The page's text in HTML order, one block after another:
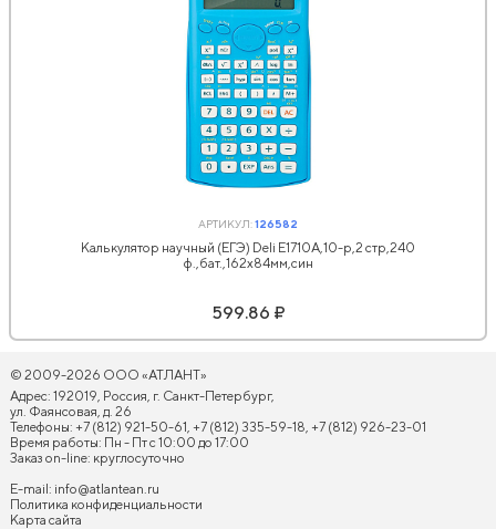
АРТИКУЛ:126582
Калькулятор научный (ЕГЭ) Deli E1710A,10-р,2 стр,240
ф.,бат.,162х84мм,син
599.86 ₽
© 2009-2026 ООО «АТЛАНТ»
Адрес: 192019, Россия, г. Санкт-Петербург,
ул. Фаянсовая, д. 26
Телефоны: +7 (812) 921-50-61, +7 (812) 335-59-18, +7 (812) 926-23-01
Время работы: Пн - Пт с 10:00 до 17:00
Заказ on-line: круглосуточно
E-mail: info@atlantean.ru
Политика конфиденциальности
Карта сайта